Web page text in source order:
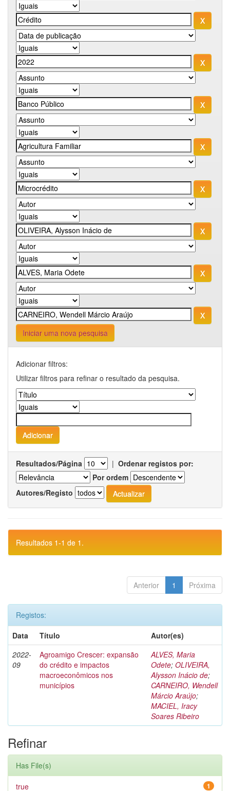
Iniciar uma nova pesquisa
Adicionar filtros:
Utilizar filtros para refinar o resultado da pesquisa.
Resultados/Página | Ordenar registos por:
Por ordem
Autores/Registo
Resultados 1-1 de 1.
Anterior 1 Próxima
Registos:
Data
Título
Autor(es)
2022-
09
Agroamigo Crescer: expansão
do crédito e impactos
macroeconômicos nos
municípios
ALVES, Maria
Odete; OLIVEIRA,
Alysson Inácio de;
CARNEIRO, Wendell
Márcio Araújo;
MACIEL, Iracy
Soares Ribeiro
Refinar
Has File(s)
1
true